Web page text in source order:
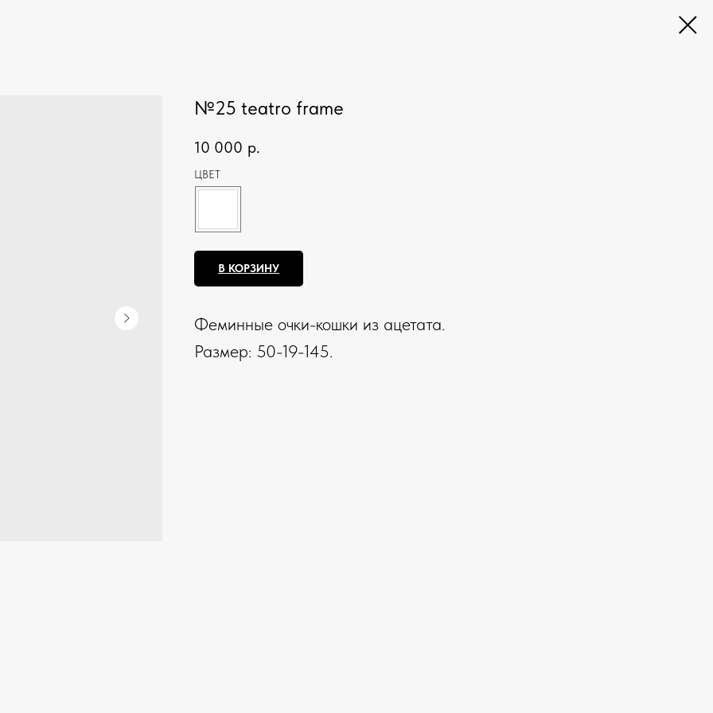
№25 teatro frame
10 000 р.
ЦВЕТ
В КОРЗИНУ
Феминные очки-кошки из ацетата.
Размер: 50-19-145.